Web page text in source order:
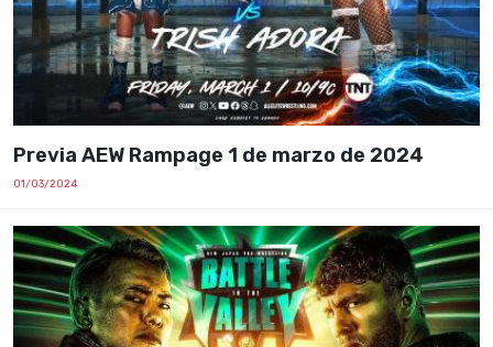
Previa AEW Rampage 1 de marzo de 2024
01/03/2024